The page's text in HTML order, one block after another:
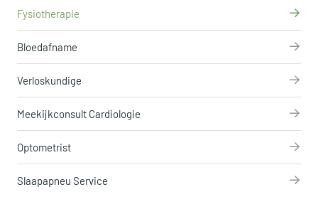
Fysiotherapie
Bloedafname
Verloskundige
Meekijkconsult Cardiologie
Optometrist
Slaapapneu Service